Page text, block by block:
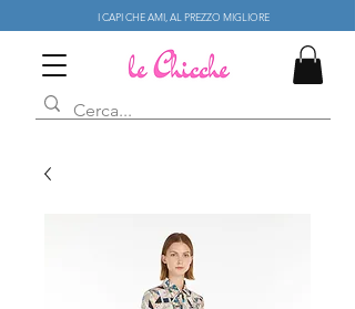
I CAPI CHE AMI, AL PREZZO MIGLIORE